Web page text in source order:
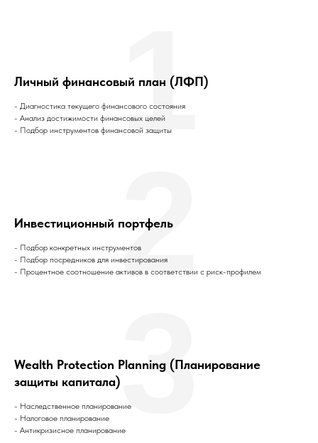
Личный финансовый план (ЛФП)
- Диагностика текущего финансового состояния
- Анализ достижимости финансовых целей
- Подбор инструментов финансовой защиты
1
Инвестиционный портфель
- Подбор конкретных инструментов
- Подбор посредников для инвестирования
- Процентное соотношение активов в соответствии с риск-профилем
2
Wealth Protection Planning (Планирование
защиты капитала)
- Наследственное планирование
- Налоговое планирование
- Антикризисное планирование3